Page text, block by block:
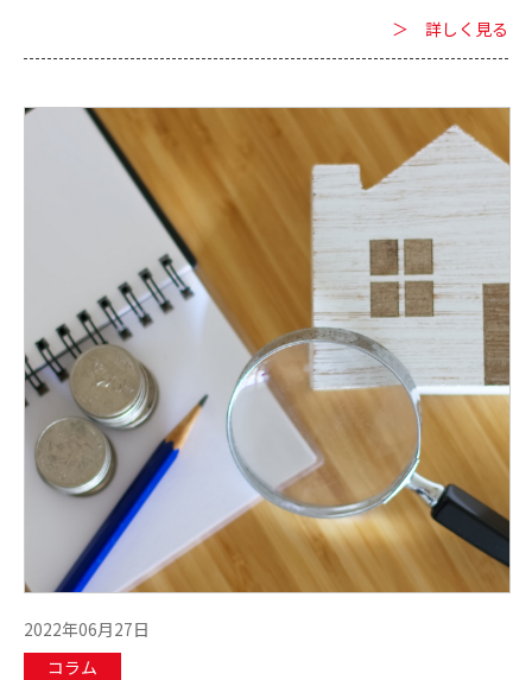
＞ 詳しく見る
2022年06月27日
コラム